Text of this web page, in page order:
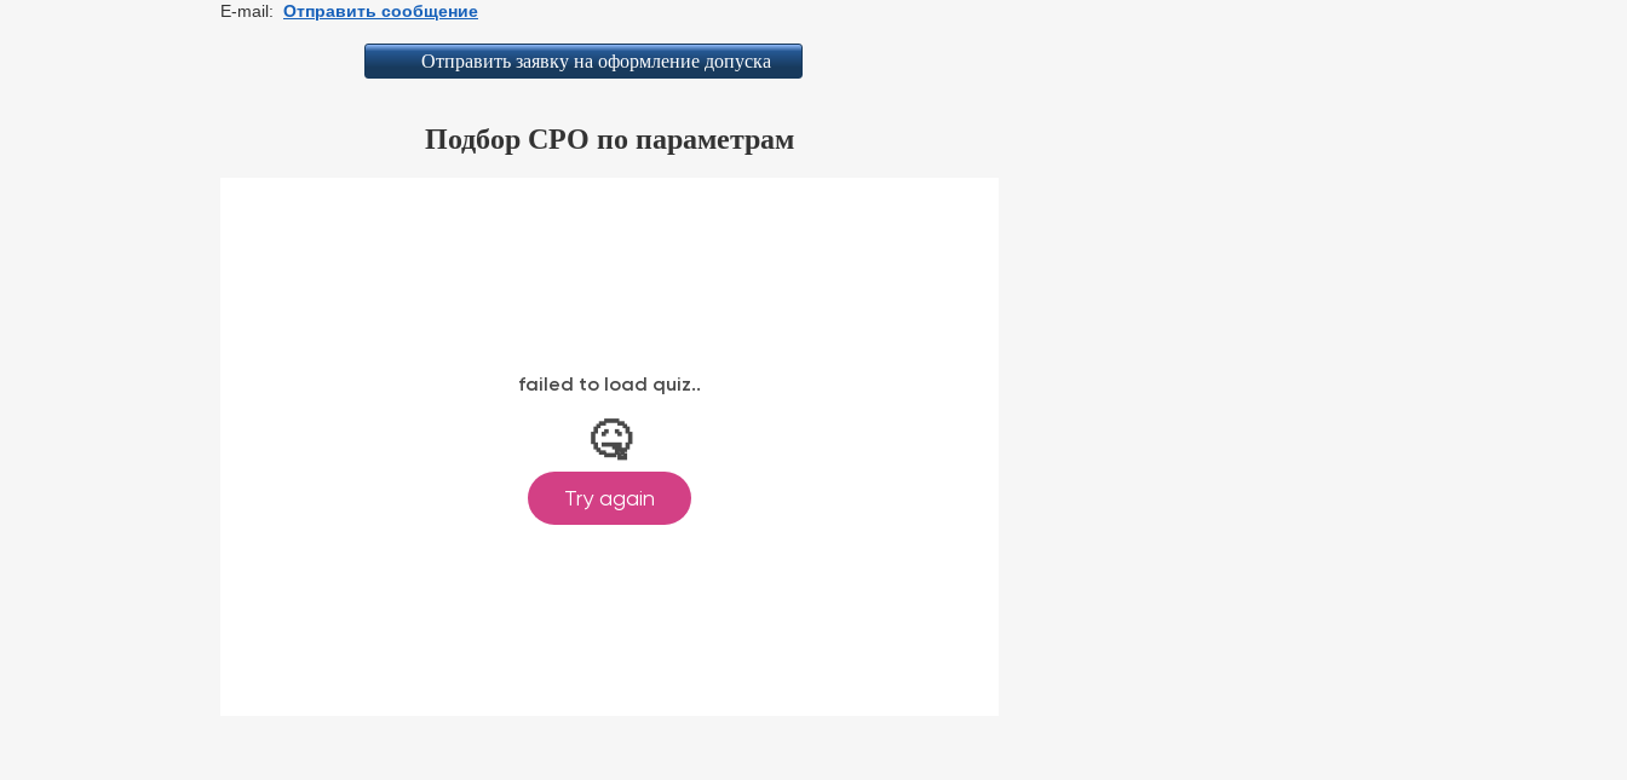
E-mail: Отправить сообщение
Отправить заявку на оформление допуска
Подбор СРО по параметрам